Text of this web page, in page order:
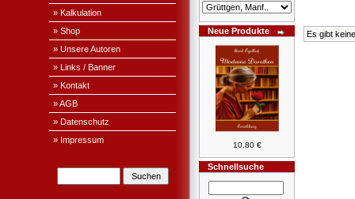
» Kalkulation
» Shop
» Unsere Autoren
» Links / Banner
» Kontakt
» AGB
» Datenschutz
» Impressum
Neue Produkte
10,80 €
Schnellsuche
Es gibt